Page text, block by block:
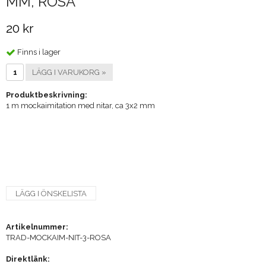
20 kr
Finns i lager
LÄGG I VARUKORG »
Produktbeskrivning:
1 m mockaimitation med nitar, ca 3x2 mm
LÄGG I ÖNSKELISTA
Artikelnummer:
TRAD-MOCKAIM-NIT-3-ROSA
Direktlänk: